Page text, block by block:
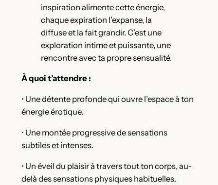
inspiration alimente cette énergie,
chaque expiration l’expanse, la
diffuse et la fait grandir. C’est une
exploration intime et puissante, une
rencontre avec ta propre sensualité.
À quoi t’attendre :
• Une détente profonde qui ouvre l’espace à ton
énergie érotique.
• Une montée progressive de sensations
subtiles et intenses.
• Un éveil du plaisir à travers tout ton corps, au-
delà des sensations physiques habituelles.